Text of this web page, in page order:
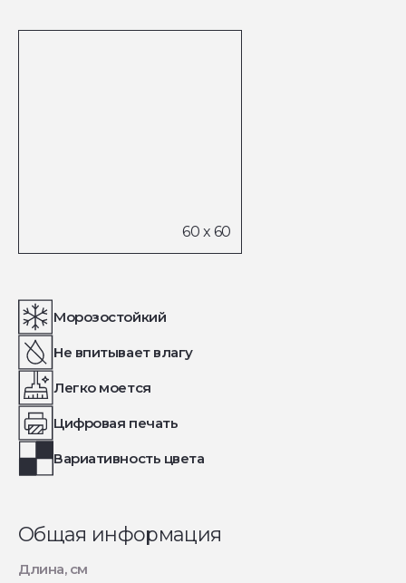
Морозостойкий
Не впитывает влагу
Легко моется
Цифровая печать
Вариативность цвета
Общая информация
Длина, см